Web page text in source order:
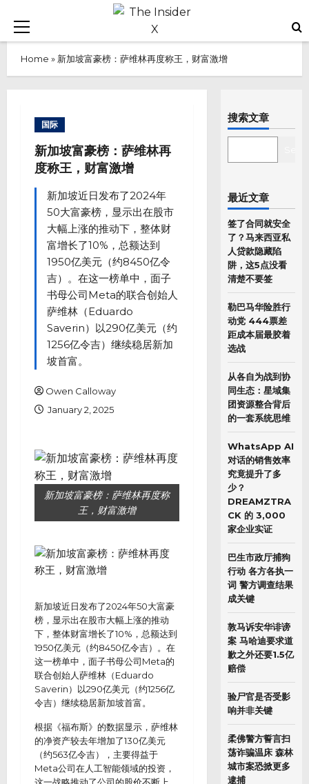
content
Primary
Home » 新加坡富豪榜：萨维林再度称王，财富激增
国际
新加坡富豪榜：萨维林再
度称王，财富激增
新加坡近日发布了2024年
50大富豪榜，显示出在股市
大幅上涨的推动下，整体财
富增长了10%，总额达到
1950亿美元（约8450亿令
吉）。在这一榜单中，面子
书母公司Meta的联合创始人
萨维林（Eduardo
Saverin）以290亿美元（约
1256亿令吉）继续稳居新加
坡首富。
Owen Calloway
January 2, 2025
新加坡富豪榜：萨维林再度称
王，财富激增
新加坡近日发布了2024年50大富豪
榜，显示出在股市大幅上涨的推动
下，整体财富增长了10%，总额达到
1950亿美元（约8450亿令吉）。在
这一榜单中，面子书母公司Meta的
联合创始人萨维林（Eduardo
Saverin）以290亿美元（约1256亿
令吉）继续稳居新加坡首富。
根据《福布斯》的数据显示，萨维林
的净资产较去年增加了130亿美元
（约563亿令吉），主要得益于
Meta公司在人工智能领域的投资，
搜索文章
最近文章
签了合同就安全
了？马来西亚私
人贷款隐藏陷
阱，这5点没看
清楚不要签
勒巴马华险胜行
动党 444票差
距成本届最胶着
选战
从各自为战到协
同生态：星域集
团资源整合背后
的一套系统思维
WhatsApp AI
对话的销售效率
究竟提升了多
少？
DREAMZTRA
CK 的 3,000
家企业实证
巴生市政厅捕狗
行动 各方各执一
词 警方调查结果
成关键
敦马诉安华诽谤
案 马哈迪要求道
歉之外还要1.5亿
赔偿
验尸官是否受影
响并非关键
柔佛警方誓言扫
荡诈骗温床 森林
城市案恐掀更多
逮捕